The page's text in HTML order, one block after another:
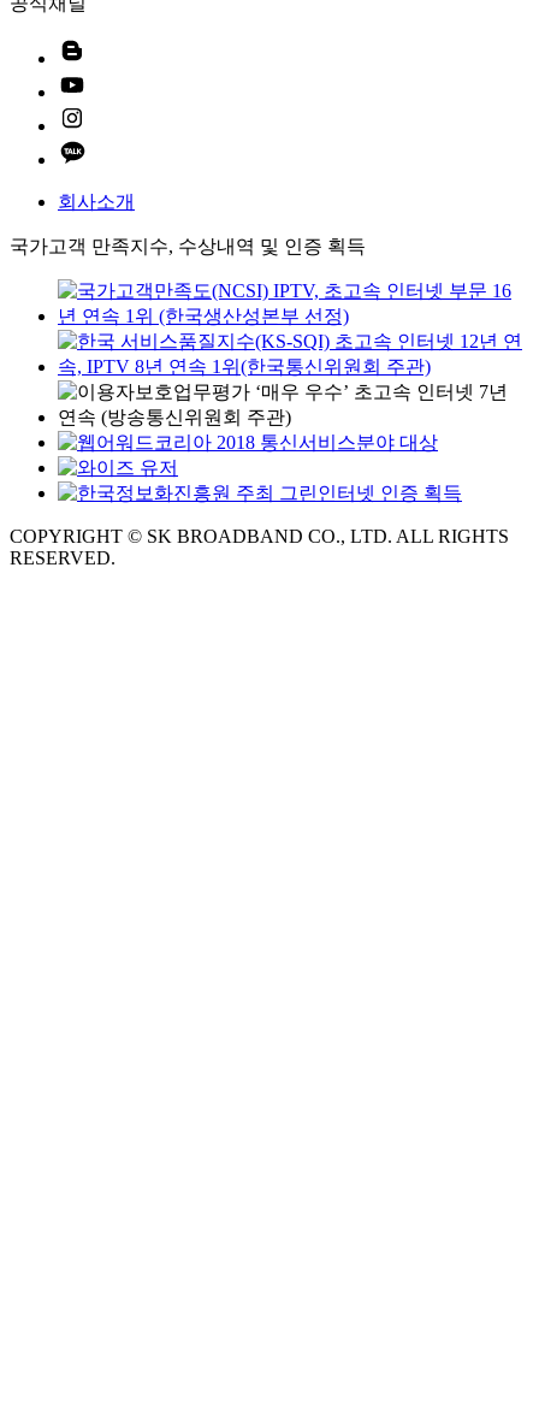
회사소개
국가고객 만족지수, 수상내역 및 인증 획득
COPYRIGHT © SK BROADBAND CO., LTD. ALL RIGHTS
RESERVED.